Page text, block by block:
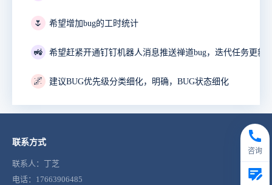
🌷 希望增加bug的工时统计
🚜
🌌 建议BUG优先级分类细化，明确，BUG状态细化
联系方式
联系人：丁芝
电话：17663906485
咨询